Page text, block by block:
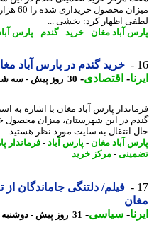
میزان محصول
اظهار کرد: بخشی ...
آباد مغان-خرید- گندم-پارس آباد-
خرید گندم در پارس آباد مغان از 60 هزار تن
-اقتصادی-30 روز پیش - سه شنبه 16 تیر 1405، 21:00
پارس آباد مغان با اشاره به
اﻧﺘﻘﺎل ﺑﻪ ﺳﺎﯾﺖ ﻣﻮرد ﻧﻈﺮ ﻫﺴﺘﯿﺪ.
آباد مغان-پارس آباد- فرماندار پارس
-مرکز خرید
فیلم/ دلتنگی جاماندگان از
-سیاسی-31 روز پیش - دوشنبه 15 تیر 1405، 21:30